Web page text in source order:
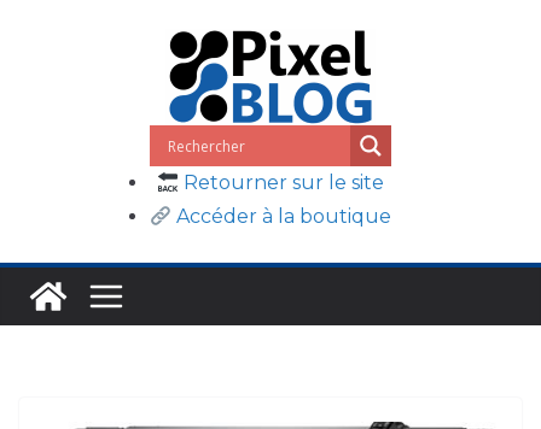
Retourner sur le site
Accéder à la boutique